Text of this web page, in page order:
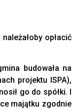
opłacić
budowała na
projektu ISPA),
go do spółki. I
majątku zgodnie